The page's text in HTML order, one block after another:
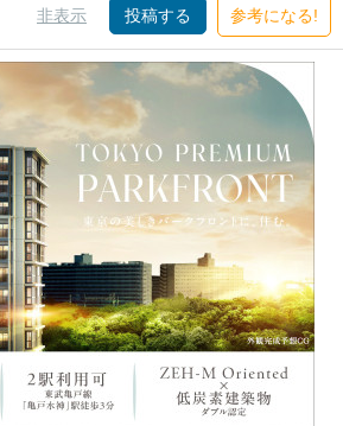
非表示 投稿する 参考になる!